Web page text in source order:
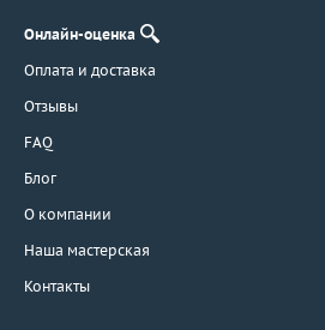
Онлайн-оценка
Оплата и доставка
Отзывы
FAQ
Блог
О компании
Наша мастерская
Контакты